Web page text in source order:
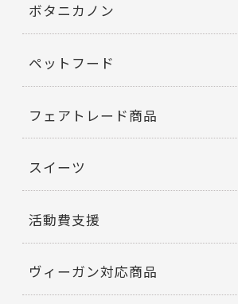
ボタニカノン
ペットフード
フェアトレード商品
スイーツ
活動費支援
ヴィーガン対応商品